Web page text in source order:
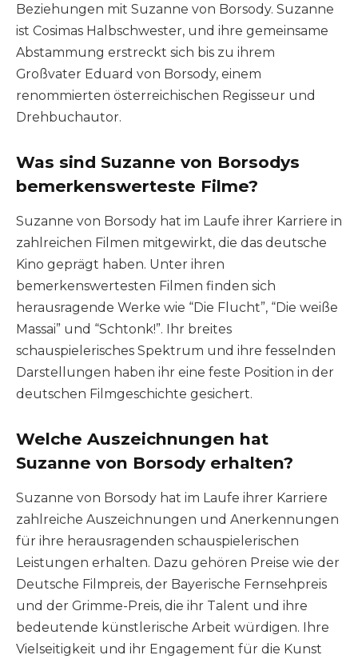
Beziehungen mit Suzanne von Borsody. Suzanne
ist Cosimas Halbschwester, und ihre gemeinsame
Abstammung erstreckt sich bis zu ihrem
Großvater Eduard von Borsody, einem
renommierten österreichischen Regisseur und
Drehbuchautor.
Was sind Suzanne von Borsodys
bemerkenswerteste Filme?
Suzanne von Borsody hat im Laufe ihrer Karriere in
zahlreichen Filmen mitgewirkt, die das deutsche
Kino geprägt haben. Unter ihren
bemerkenswertesten Filmen finden sich
herausragende Werke wie “Die Flucht”, “Die weiße
Massai” und “Schtonk!”. Ihr breites
schauspielerisches Spektrum und ihre fesselnden
Darstellungen haben ihr eine feste Position in der
deutschen Filmgeschichte gesichert.
Welche Auszeichnungen hat
Suzanne von Borsody erhalten?
Suzanne von Borsody hat im Laufe ihrer Karriere
zahlreiche Auszeichnungen und Anerkennungen
für ihre herausragenden schauspielerischen
Leistungen erhalten. Dazu gehören Preise wie der
Deutsche Filmpreis, der Bayerische Fernsehpreis
und der Grimme-Preis, die ihr Talent und ihre
bedeutende künstlerische Arbeit würdigen. Ihre
Vielseitigkeit und ihr Engagement für die Kunst